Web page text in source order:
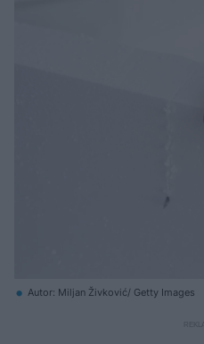
Autor: Miljan Živković/ Getty Images